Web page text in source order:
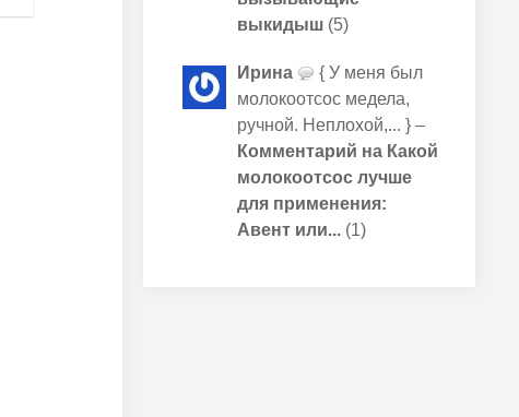
выкидыш(5)
Ирина
{ У меня был
молокоотсос медела,
ручной. Неплохой,... } –
Комментарий на Какой
молокоотсос лучше
для применения:
Авент или...(1)